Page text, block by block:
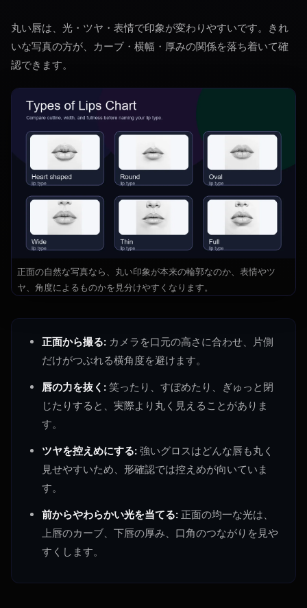
丸い唇は、光・ツヤ・表情で印象が変わりやすいです。きれ
いな写真の方が、カーブ・横幅・厚みの関係を落ち着いて確
認できます。
正面の自然な写真なら、丸い印象が本来の輪郭なのか、表情やツ
ヤ、角度によるものかを見分けやすくなります。
正面から撮る: カメラを口元の高さに合わせ、片側
だけがつぶれる横角度を避けます。
唇の力を抜く: 笑ったり、すぼめたり、ぎゅっと閉
じたりすると、実際より丸く見えることがありま
す。
ツヤを控えめにする: 強いグロスはどんな唇も丸く
見せやすいため、形確認では控えめが向いていま
す。
前からやわらかい光を当てる: 正面の均一な光は、
上唇のカーブ、下唇の厚み、口角のつながりを見や
すくします。